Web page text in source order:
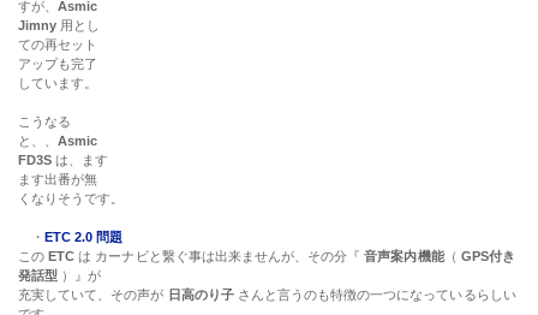
すが、Asmic
Jimny 用とし
ての再セット
アップも完了
しています。
こうなる
と、、Asmic
FD3S は、ます
ます出番が無
くなりそうです。
・ ETC 2.0 問題
この ETC は カーナビと繋ぐ事は出来ませんが、その分『音声案内機能（ GPS付き
発話型 ）』が
充実していて、その声が 日高のり子さんと言うのも特徴の一つになっているらしい